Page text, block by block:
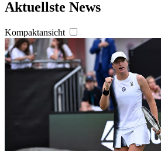
Aktuellste News
Kompaktansicht